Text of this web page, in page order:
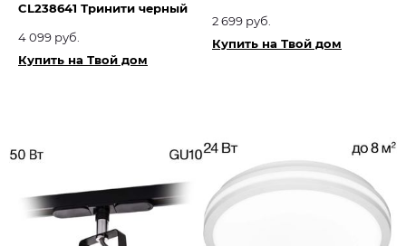
CL238641 Тринити черный
4 099 руб.
Купить на Твой дом
2 699 руб.
Купить на Твой дом